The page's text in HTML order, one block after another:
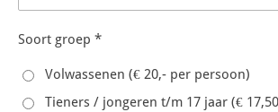
Soort groep *
Volwassenen (€ 20,- per persoon)
Tieners / jongeren t/m 17 jaar (€